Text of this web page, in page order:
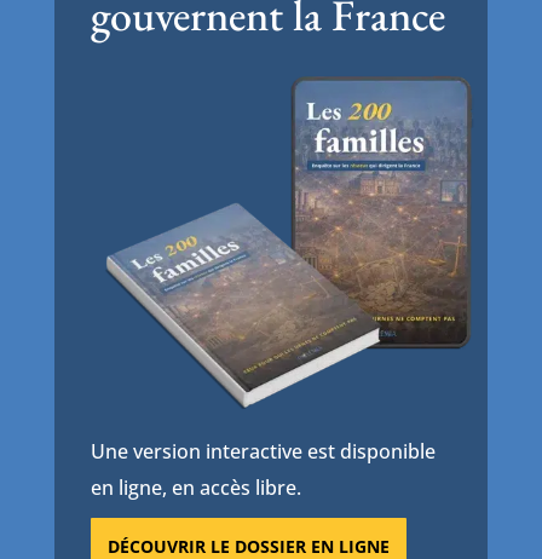
gouvernent la France
Une version interactive est disponible
en ligne, en accès libre.
DÉCOUVRIR LE DOSSIER EN LIGNE